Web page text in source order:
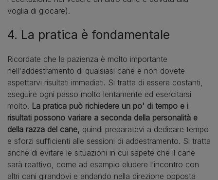
voglia di giocare).
4. La pratica è fondamentale
Ricordate che la pazienza è molto importante
nell'addestramento di qualsiasi cane e non dovete
aspettarvi risultati immediati. Si tratta di essere costanti,
eseguire ogni passo molto lentamente ed esercitarsi
molto. La pratica può richiedere un po' di tempo e i
risultati possono variare a seconda della personalità e
della razza del cane, quindi preparatevi a dedicare tempo
e sforzi sufficienti alle sessioni di addestramento. Si tratta
anche di evitare le situazioni in cui sapete che il cane
sarà reattivo, come ad esempio eludere l’incontro con
altri cani girandovi e andando nella direzione opposta